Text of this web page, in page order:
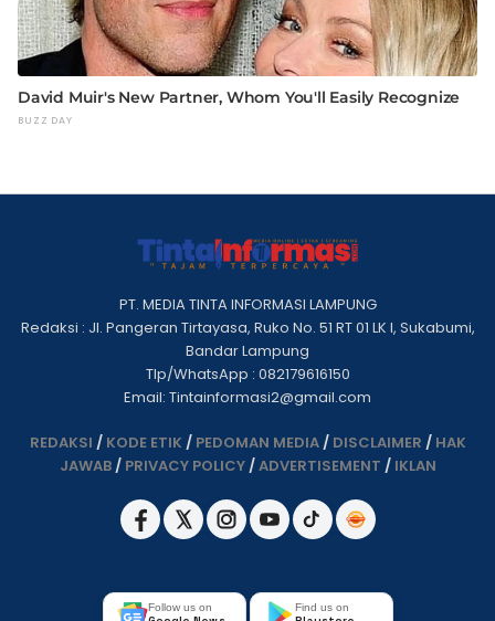
PT. MEDIA TINTA INFORMASI LAMPUNG
Redaksi : Jl. Pangeran Tirtayasa, Ruko No. 51 RT 01 LK I, Sukabumi,
Bandar Lampung
Tlp/WhatsApp : 082179616150
Email: Tintainformasi2@gmail.com
REDAKSI / KODE ETIK / PEDOMAN MEDIA/ DISCLAIMER / HAK
JAWAB/ PRIVACY POLICY/ADVERTISEMENT / IKLAN
Follow us on Find us on